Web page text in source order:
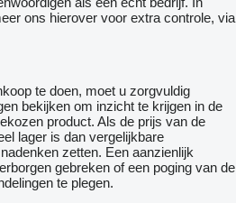
ons hierover voor extra controle, via
te doen, moet u zorgvuldig
bekijken om inzicht te krijgen in de
product. Als de prijs van de
lager is dan vergelijkbare
zetten. Een aanzienlijk
gebreken of een poging van de
te plegen.